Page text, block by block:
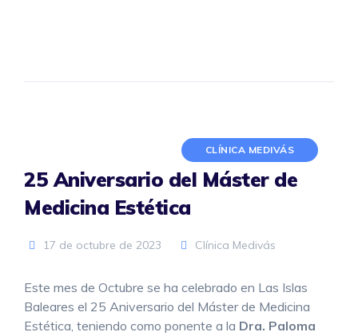
CLÍNICA MEDIVÁS
25 Aniversario del Máster de
Medicina Estética
17 de octubre de 2023 Clínica Medivás
Este mes de Octubre se ha celebrado en Las Islas
Baleares el 25 Aniversario del Máster de Medicina
Estética, teniendo como ponente a la Dra. Paloma